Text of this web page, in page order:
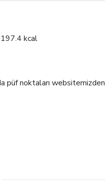
kcal
püf noktaları websitemizden